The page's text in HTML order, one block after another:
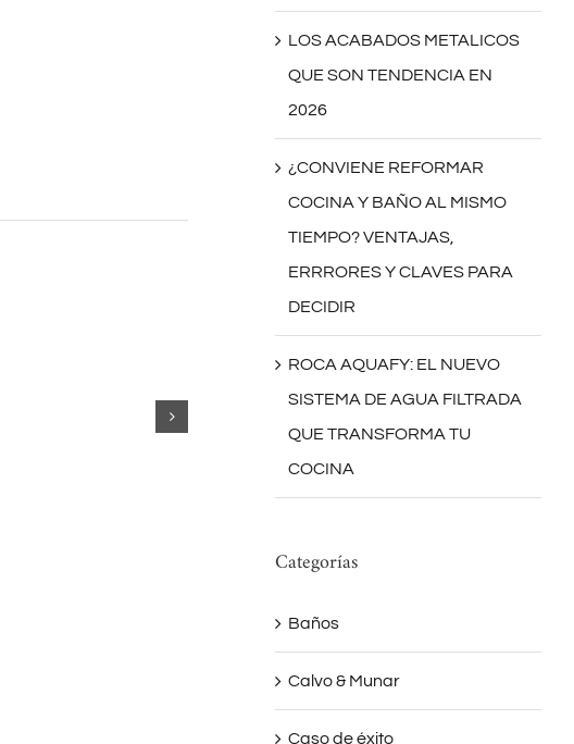
LOS ACABADOS METALICOS
QUE SON TENDENCIA EN
2026
¿CONVIENE REFORMAR
COCINA Y BAÑO AL MISMO
TIEMPO? VENTAJAS,
ERRRORES Y CLAVES PARA
DECIDIR
ROCA AQUAFY: EL NUEVO
SISTEMA DE AGUA FILTRADA
QUE TRANSFORMA TU
COCINA
Categorías
Baños
Calvo & Munar
Caso de éxito